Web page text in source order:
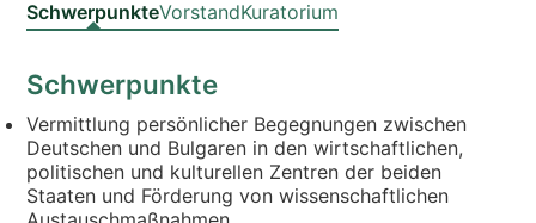
SchwerpunkteVorstandKuratorium
Schwerpunkte
Vermittlung persönlicher Begegnungen zwischen
Deutschen und Bulgaren in den wirtschaftlichen,
politischen und kulturellen Zentren der beiden
Staaten und Förderung von wissenschaftlichen